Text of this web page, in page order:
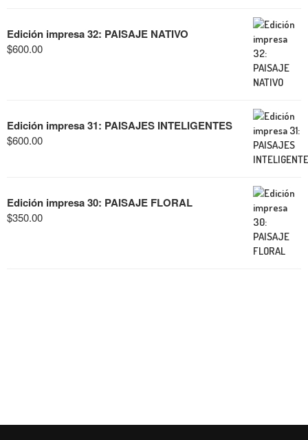
Edición impresa 32: PAISAJE NATIVO
$600.00
Edición impresa 31: PAISAJES INTELIGENTES
$600.00
Edición impresa 30: PAISAJE FLORAL
$350.00